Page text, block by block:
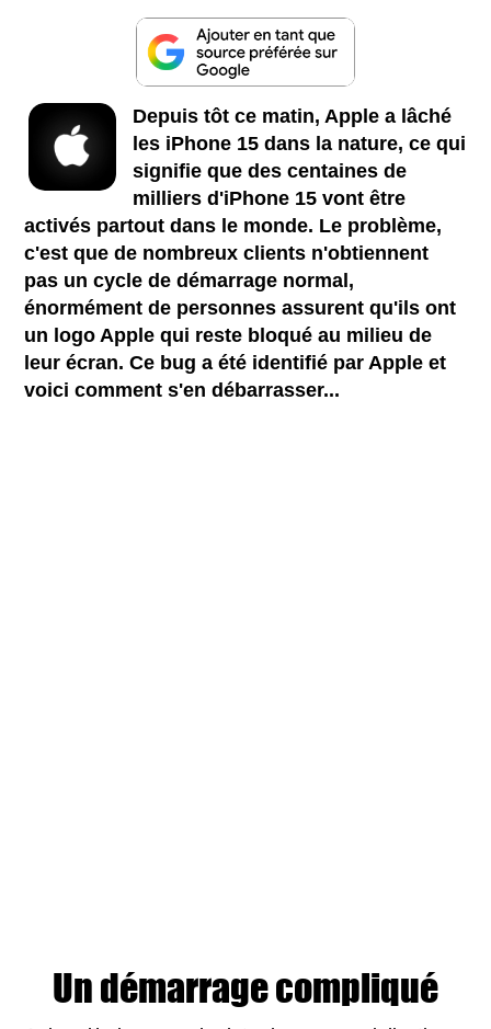
Depuis tôt ce matin, Apple a lâché
les iPhone 15 dans la nature, ce qui
signifie que des centaines de
milliers d'iPhone 15 vont être
activés partout dans le monde. Le problème,
c'est que de nombreux clients n'obtiennent
pas un cycle de démarrage normal,
énormément de personnes assurent qu'ils ont
un logo Apple qui reste bloqué au milieu de
leur écran. Ce bug a été identifié par Apple et
voici comment s'en débarrasser...
Un démarrage compliqué